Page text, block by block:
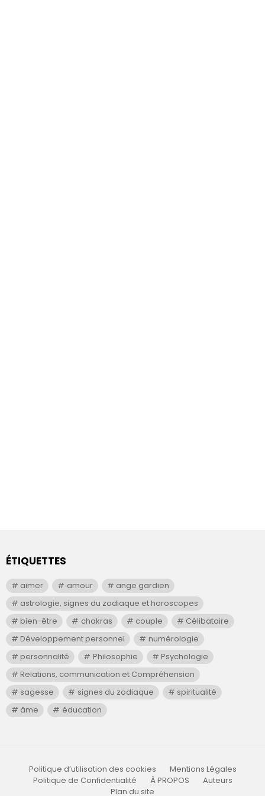
ÉTIQUETTES
aimer amour
ange gardien
astrologie, signes du zodiaque et horoscopes
bien-être
chakras couple
Célibataire
Développement personnel
numérologie
personnalité
Philosophie
Psychologie
Relations, communication et Compréhension
sagesse
signes du zodiaque
spiritualité
âme
éducation
Politique d’utilisation des cookies
Mentions Légales
Politique de Confidentialité
À PROPOS
Auteurs
Plan du site